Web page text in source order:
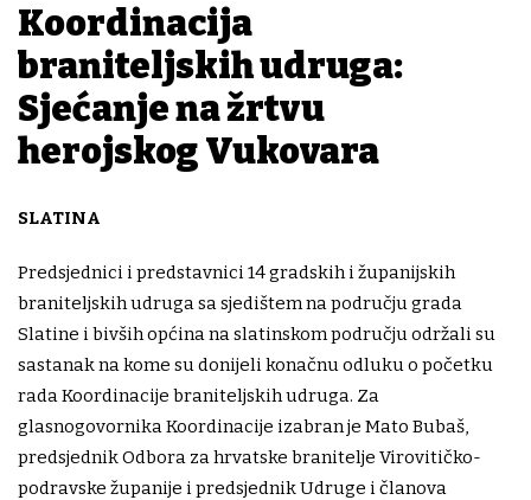
Koordinacija
braniteljskih udruga:
Sjećanje na žrtvu
herojskog Vukovara
SLATINA
Predsjednici i predstavnici 14 gradskih i županijskih
braniteljskih udruga sa sjedištem na području grada
Slatine i bivših općina na slatinskom području održali su
sastanak na kome su donijeli konačnu odluku o početku
rada Koordinacije braniteljskih udruga. Za
glasnogovornika Koordinacije izabran je Mato Bubaš,
predsjednik Odbora za hrvatske branitelje Virovitičko-
podravske županije i predsjednik Udruge i članova